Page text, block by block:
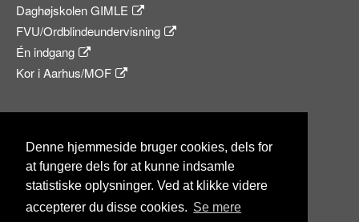
Denne hjemmeside bruger cookies, dels for
at fungere dels for at kunne indsamle
statistiske oplysninger. Ved at klikke videre
accepterer du disse cookies. Se mere
Daghøjskolen GIMLE
FVU/Ordblindeundervisning
Én indgang
Kor i Aarhus/MOF
© 2026